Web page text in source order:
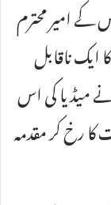
کے امیر محترم
ایک ناقابل
میڈیا کی اس
رخ کر مقدمہ